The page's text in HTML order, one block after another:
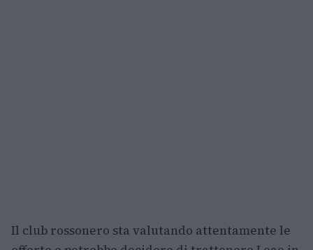
Il club rossonero sta valutando attentamente le